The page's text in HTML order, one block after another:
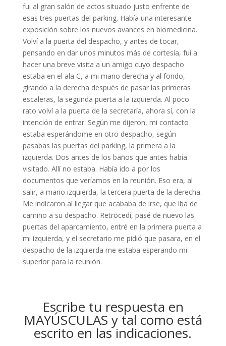
fui al gran salón de actos situado justo enfrente de
esas tres puertas del parking. Había una interesante
exposición sobre los nuevos avances en biomedicina.
Volví a la puerta del despacho, y antes de tocar,
pensando en dar unos minutos más de cortesía, fui a
hacer una breve visita a un amigo cuyo despacho
estaba en el ala C, a mi mano derecha y al fondo,
girando a la derecha después de pasar las primeras
escaleras, la segunda puerta a la izquierda. Al poco
rato volví a la puerta de la secretaría, ahora sí, con la
intención de entrar. Según me dijeron, mi contacto
estaba esperándome en otro despacho, según
pasabas las puertas del parking, la primera a la
izquierda. Dos antes de los baños que antes había
visitado. Allí no estaba. Había ido a por los
documentos que veríamos en la reunión. Eso era, al
salir, a mano izquierda, la tercera puerta de la derecha.
Me indicaron al llegar que acababa de irse, que iba de
camino a su despacho. Retrocedí, pasé de nuevo las
puertas del aparcamiento, entré en la primera puerta a
mi izquierda, y el secretario me pidió que pasara, en el
despacho de la izquierda me estaba esperando mi
superior para la reunión.
Escribe tu respuesta en
MAYÚSCULAS y tal como está
escrito en las indicaciones.